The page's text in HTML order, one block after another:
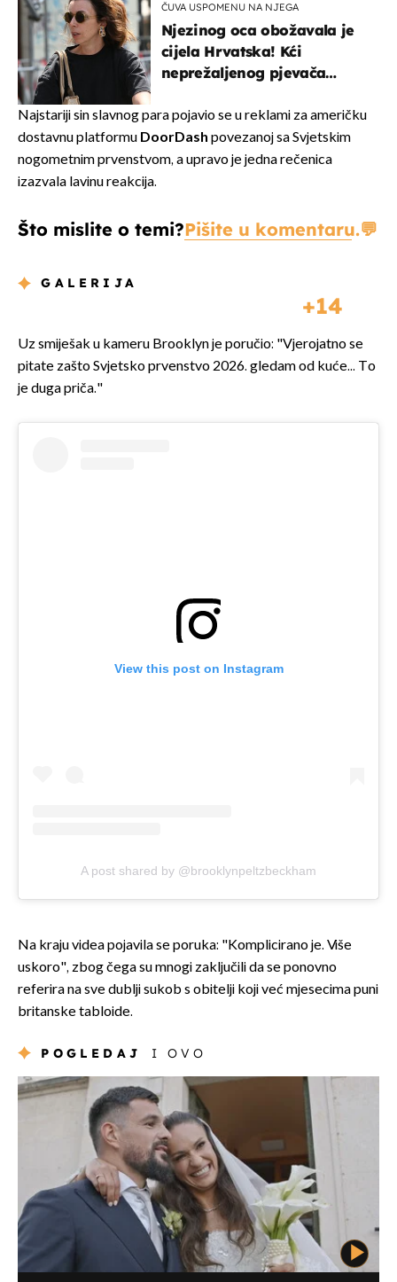
ČUVA USPOMENU NA NJEGA
Njezinog oca obožavala je
cijela Hrvatska! Kći
neprežaljenog pjevača
kotača
Najstariji sin slavnog para pojavio se u reklami za američku
dostavnu platformu DoorDash povezanoj sa Svjetskim
nogometnim prvenstvom, a upravo je jedna rečenica
izazvala lavinu reakcija.
Što mislite o temi?Pišite u komentaru.
GALERIJA
14
Uz smiješak u kameru Brooklyn je poručio: "Vjerojatno se
pitate zašto Svjetsko prvenstvo 2026. gledam od kuće... To
je duga priča."
View this post on Instagram
A post shared by @brooklynpeltzbeckham
Na kraju videa pojavila se poruka: "Komplicirano je. Više
uskoro", zbog čega su mnogi zaključili da se ponovno
referira na sve dublji sukob s obitelji koji već mjesecima puni
britanske tabloide.
POGLEDAJ I OVO